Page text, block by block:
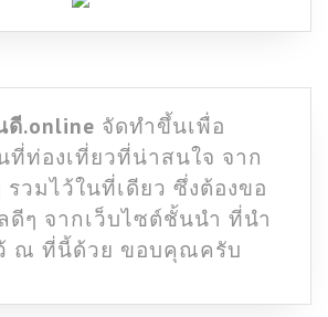
ดี.online จัดทำขึ้นเพื่อ
ที่ท่องเที่ยวที่น่าสนใจ จาก
รวมไว้ในที่เดียว ซึ่งต้องขอ
ๆ จากเว็บไซต์ชั้นนำ ที่นำ
ณ ที่นี้ด้วย ขอบคุณครับ